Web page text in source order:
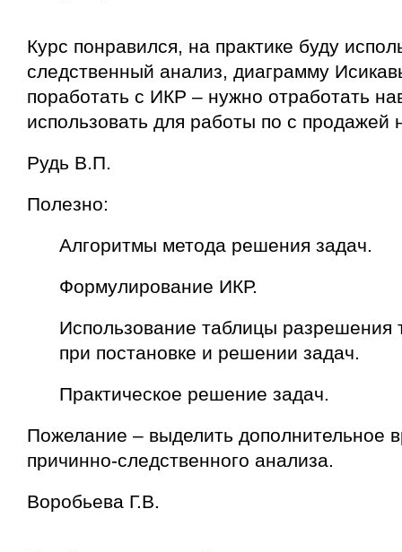
Курс понравился, на практике буду
следственный анализ, диаграмму
поработать с ИКР – нужно отработать
использовать для работы по с продажей
Рудь В.П.
Полезно:
Алгоритмы метода решения задач.
Формулирование ИКР.
Использование таблицы разрешения
при постановке и решении задач.
Практическое решение задач.
Пожелание – выделить дополнительное
причинно-следственного анализа.
Воробьева Г.В.